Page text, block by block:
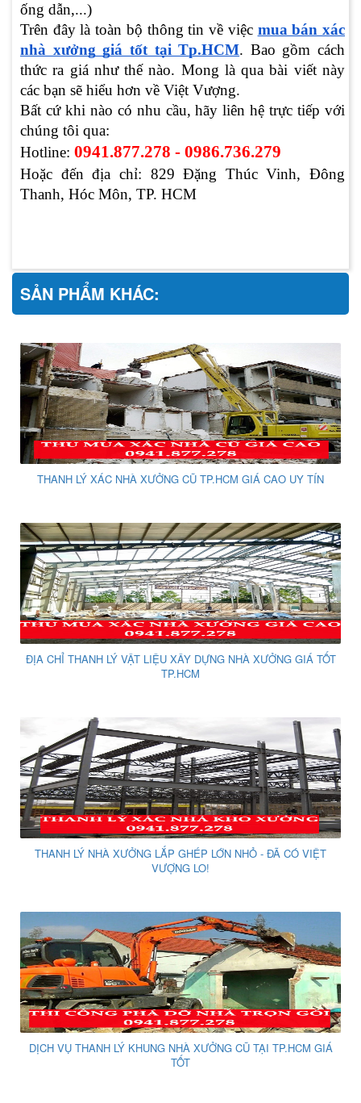
ống dẫn,...)
Trên đây là toàn bộ thông tin về việc mua bán xác
nhà xưởng giá tốt tại Tp.HCM. Bao gồm cách
thức ra giá như thế nào. Mong là qua bài viết này
các bạn sẽ hiểu hơn về Việt Vượng.
Bất cứ khi nào có nhu cầu, hãy liên hệ trực tiếp với
chúng tôi qua:
Hotline: 0941.877.278 - 0986.736.279
Hoặc đến địa chỉ: 829 Đặng Thúc Vinh, Đông
Thanh, Hóc Môn, TP. HCM
SẢN PHẨM KHÁC:
THANH LÝ XÁC NHÀ XƯỞNG CŨ TP.HCM GIÁ CAO UY TÍN
ĐỊA CHỈ THANH LÝ VẬT LIỆU XÂY DỰNG NHÀ XƯỞNG GIÁ TỐT
TP.HCM
THANH LÝ NHÀ XƯỞNG LẮP GHÉP LỚN NHỎ - ĐÃ CÓ VIỆT
VƯỢNG LO!
DỊCH VỤ THANH LÝ KHUNG NHÀ XƯỞNG CŨ TẠI TP.HCM GIÁ
TỐT